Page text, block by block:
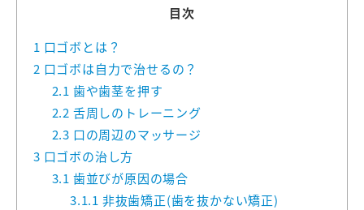
目次
1 口ゴボとは？
2 口ゴボは自力で治せるの？
2.1 歯や歯茎を押す
2.2 舌周しのトレーニング
2.3 口の周辺のマッサージ
3 口ゴボの治し方
3.1 歯並びが原因の場合
3.1.1 非抜歯矯正(歯を抜かない矯正)